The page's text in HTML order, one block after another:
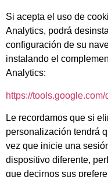
Si acepta el uso de
Analytics, podrá
configuración de su
instalando el
Analytics:
https://
Le recordamos que si
personalización tendrá
vez que inicie una
dispositivo diferente,
que decirnos sus